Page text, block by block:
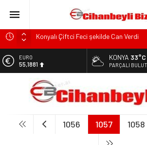
Konyalı Çiftci Feci şekilde Can Verdi
Konya’da araçta oksijen tüpünün
kaybeden biri bebek 2 kişi ile
KULU’DA HAFİF TİCARİ ARAÇ TAKLA
YARALI
Trafik Kazasinda Yaralanmıştı,
Hayatını Kaybetti
Başkan Adayı Kemal Tekin Sahada
EURO
55,1881
6.660,55
KONYA 33°C
PARÇALI
1056 1057 1058